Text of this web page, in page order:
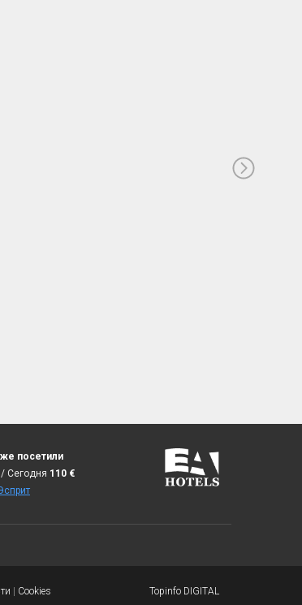
посетили
/ Сегодня 110 €
Cookies Topinfo DIGITAL